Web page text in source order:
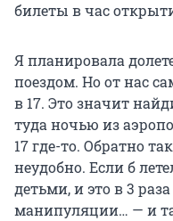
билеты в час
Я планировала
поездом. Но от нас
в 17. Это значит
туда ночью из
17 где-то. Обратно
неудобно. Если б
детьми, и это в 3
манипуляции… — и